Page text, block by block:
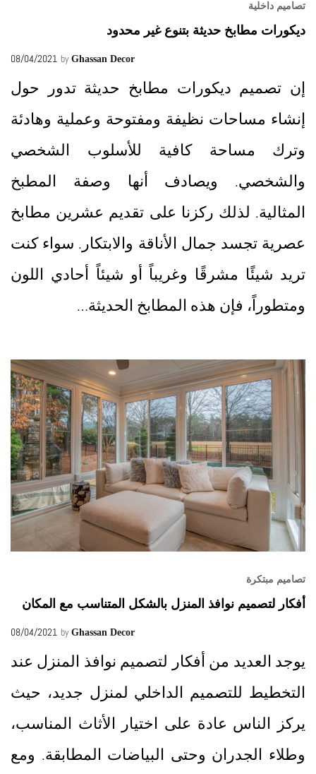
تصاميم داخلية
ديكورات مطابخ حديثة بتنوع غير محدود
08/04/2021 by Ghassan Decor
إن تصميم ديكورات مطابخ حديثة تدور حول
إنشاء مساحات نظيفة ومفتوحة وعملية وهادئة
وترك مساحة كافية للأسلوب الشخصي
والشخصي. ويصادف أنها وصفة المطبخ
المثالية. لذلك ركزنا على تقديم عشرين مطابخ
عصرية تجسد جمال الأناقة والابتكار. سواء كنت
تريد شيئًا مشرقًا وغريباً أو شيئاً أحادي اللون
ومتطوراً، فإن هذه المطابخ الحديثة…
تصاميم مبتكرة
أفكار لتصميم نوافذ المنزل بالشكل المتناسب مع المكان
08/04/2021 by Ghassan Decor
يوجد العديد من أفكار لتصميم نوافذ المنزل عند
التخطيط للتصميم الداخلي لمنزل جديد، حيث
يركز الناس عادة على اختيار الأثاث المناسب،
وطلاء الجدران وحتى البياضات المطابقة. ومع